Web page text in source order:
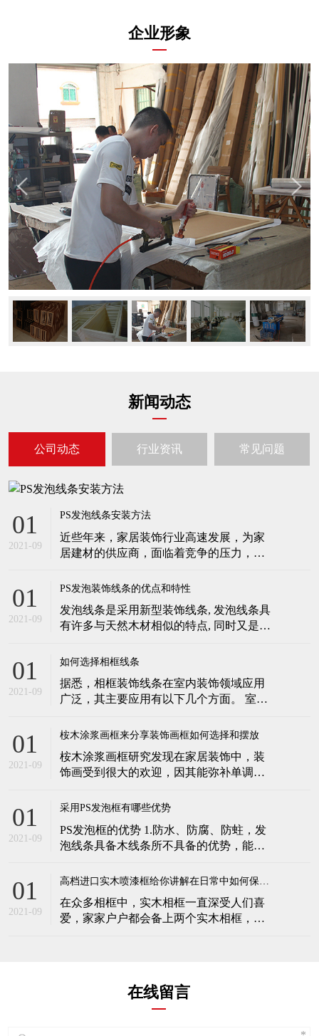
企业形象
新闻动态
公司动态 行业资讯 常见问题
01
2021-09
PS发泡线条安装方法
近些年来，家居装饰行业高速发展，为家
居建材的供应商，面临着竞争的压力，现
要拿得出优良的产品。 发泡线条受到越来
用，还具有防水防潮、安装简便等特点，
不需要太多的人力和资金投入。为了取得
01
2021-09
PS发泡装饰线条的优点和特性
发泡线条是采用新型装饰线条, 发泡线条具
有许多与天然木材相似的特点, 同时又是一
方便实用等特点。 发泡线条许多力学性能
传统材料提高6-7倍，强度与重量比可提高
5-7倍。此外，在减少材料密度的条件下不
01
2021-09
如何选择相框线条
据悉，相框装饰线条在室内装饰领域应用
广泛，其主要应用有以下几个方面。 室内
时，天花板与墙壁接口处，用相框装饰线
目前室内门套线，采用传统的门套线，无
花纹造型，美观度差，使用装饰线条进行
01
2021-09
桉木涂浆画框来分享装饰画框如何选择和摆放
桉木涂浆画框研究发现在家居装饰中，装
饰画受到很大的欢迎，因其能弥补单调的
本身，装饰画框的选择和摆放也非常的重
彩。今天桉木涂浆画框为您介绍装饰画框
选择和摆放的方法。 墙面是装饰画比较常
01
2021-09
采用PS发泡框有哪些优势
PS发泡框的优势 1.防水、防腐、防蛀，发
泡线条具备木线条所不具备的优势，能够
便于加工制作、运输。 3.损耗小，木线条
题，在加工过程中，不注意会造成很大的
浪费。 4.环保，环保
01
2021-09
高档进口实木喷漆框给你讲解在日常中如何保养实木相框
在众多相框中，实木相框一直深受人们喜
爱，家家户户都会备上两个实木相框，把
贴合家里的环境，那么这种相框在日常中
应当如何保养呢？下面高档进口实木喷漆
在线留言